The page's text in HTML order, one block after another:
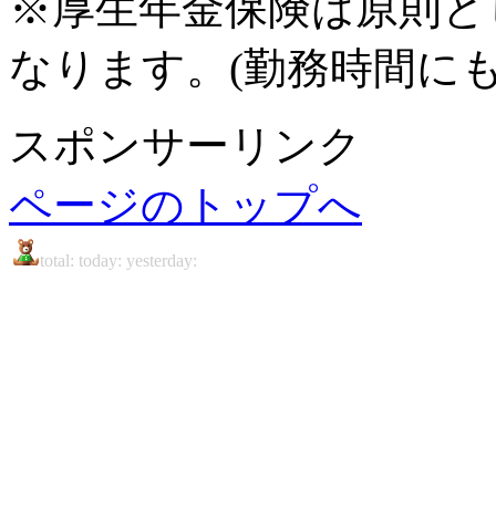
なります。(勤務時間に
スポンサーリンク
ページのトップへ
total: today: yesterday: